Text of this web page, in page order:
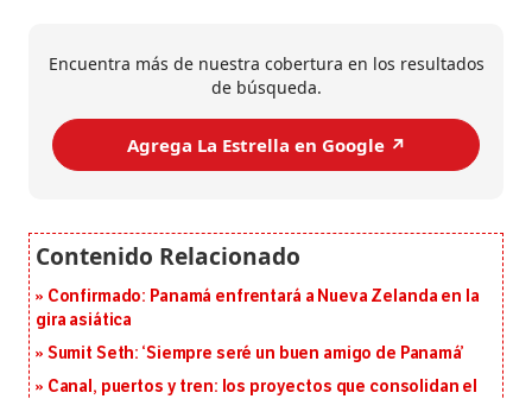
Encuentra más de nuestra cobertura en los resultados
de búsqueda.
Agrega La Estrella en Google ↗️
Confirmado: Panamá enfrentará a Nueva Zelanda en la
gira asiática
Sumit Seth: ‘Siempre seré un buen amigo de Panamá’
Canal, puertos y tren: los proyectos que consolidan el